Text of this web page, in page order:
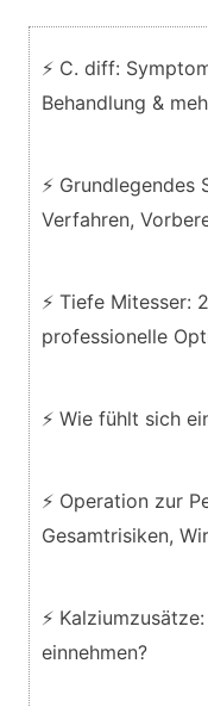
⚡ C. diff:
Behandlung &
⚡
Verfahren,
⚡ Tiefe Mitesser:
professionelle
⚡ Wie fühlt sich
⚡ Operation zur
Gesamtrisiken,
⚡
einnehmen?